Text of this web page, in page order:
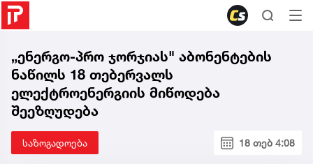
„ენერგო-პრო ჯორჯიას" აბონენტების
ნაწილს 18 თებერვალს
ელექტროენერგიის მიწოდება
შეეზღუდება
საზოგადოება 18 თებ 4:08